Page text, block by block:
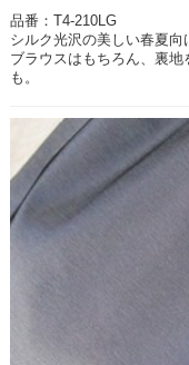
品番：T4-210LG
シルク光沢の美しい春夏向
ブラウスはもちろん、裏
も。